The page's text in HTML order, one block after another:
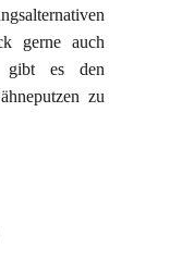
gerne auch
es den
zu